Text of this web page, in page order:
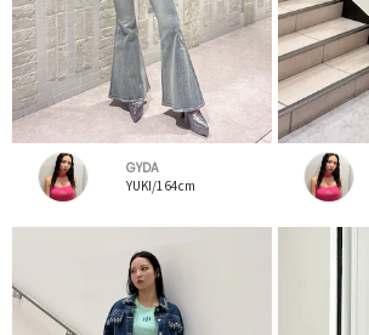
GYDA
YUKI/164cm